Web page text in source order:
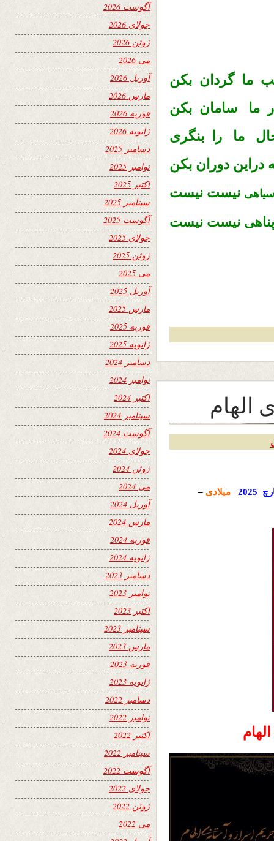
ما گردان بكن
ما سامان بكن
ما را بنگرى
دراين دوران بكن
نيست نيست
پناهى نيست نيست
الهام
2025 میلادی –
آگوست 2026
جولای 2026
ژوئن 2026
می 2026
آوریل 2026
مارس 2026
فوریه 2026
ژانویه 2026
دسامبر 2025
نوامبر 2025
اکتبر 2025
سپتامبر 2025
آگوست 2025
جولای 2025
ژوئن 2025
می 2025
آوریل 2025
مارس 2025
فوریه 2025
ژانویه 2025
دسامبر 2024
نوامبر 2024
اکتبر 2024
سپتامبر 2024
آگوست 2024
جولای 2024
ژوئن 2024
می 2024
آوریل 2024
مارس 2024
فوریه 2024
ژانویه 2024
دسامبر 2023
نوامبر 2023
اکتبر 2023
سپتامبر 2023
مارس 2023
فوریه 2023
ژانویه 2023
دسامبر 2022
نوامبر 2022
اکتبر 2022
سپتامبر 2022
آگوست 2022
جولای 2022
ژوئن 2022
می 2022